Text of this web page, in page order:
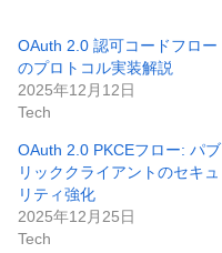
OAuth 2.0 認可コードフロー
のプロトコル実装解説
2025年12月12日
Tech
OAuth 2.0 PKCEフロー: パブ
リッククライアントのセキュ
リティ強化
2025年12月25日
Tech